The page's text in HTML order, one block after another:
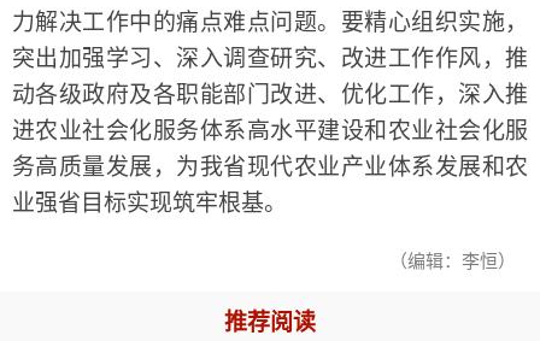
力解决工作中的痛点难点问题。要精心组织实施，
突出加强学习、深入调查研究、改进工作作风，推
动各级政府及各职能部门改进、优化工作，深入推
进农业社会化服务体系高水平建设和农业社会化服
务高质量发展，为我省现代农业产业体系发展和农
业强省目标实现筑牢根基。
（编辑：李恒）
推荐阅读